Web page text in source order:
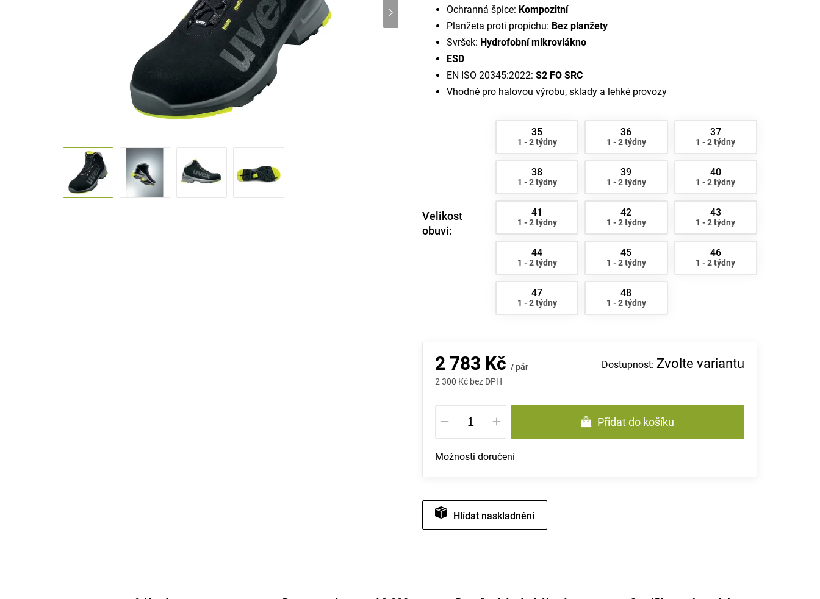
Ochranná špice: Kompozitní
Planžeta proti propichu: Bez planžety
Svršek: Hydrofobní mikrovlákno
ESD
EN ISO 20345:2022: S2 FO SRC
Vhodné pro halovou výrobu, sklady a lehké provozy
Velikost
obuvi:
35
1 - 2 týdny
36
1 - 2 týdny
37
1 - 2 týdny
38
1 - 2 týdny
39
1 - 2 týdny
40
1 - 2 týdny
41
1 - 2 týdny
42
1 - 2 týdny
43
1 - 2 týdny
44
1 - 2 týdny
45
1 - 2 týdny
46
1 - 2 týdny
47
1 - 2 týdny
48
1 - 2 týdny
2 783 Kč / pár
2 300 Kč bez DPH
Měrná
cena:
Zvolte variantu
Přidat do košíku
Možnosti doručení
Hlídat